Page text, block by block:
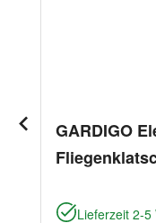
GARDIGO
Lieferzeit 2-5